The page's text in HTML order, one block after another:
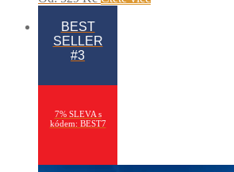
BEST
SELLER
#3
7% SLEVA s
kódem: BEST7